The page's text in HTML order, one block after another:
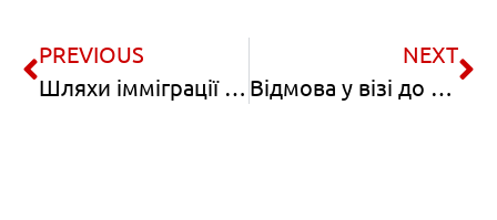
PREVIOUS
Шляхи імміграції до Канади для українців, термін перебування яких у США закінчується
NEXT
Відмова у візі до Канади: чому це ще не кінець